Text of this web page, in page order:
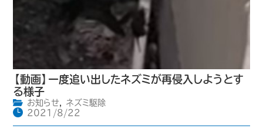
【動画】一度追い出したネズミが再侵入しようとす
る様子
お知らせ,
ネズミ駆除
2021/8/22